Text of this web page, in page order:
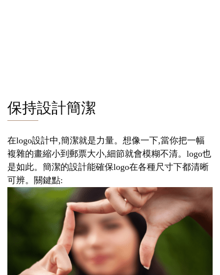
保持設計簡潔
在logo設計中,簡潔就是力量。想像一下,當你把一幅
複雜的畫縮小到郵票大小,細節就會模糊不清。logo也
是如此。簡潔的設計能確保logo在各種尺寸下都清晰
可辨。關鍵點: